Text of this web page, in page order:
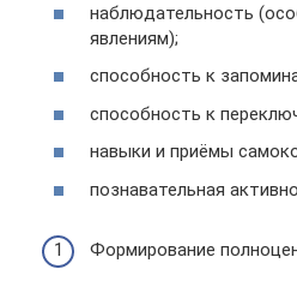
наблюдательность
явлениям);
способность к
способность к
навыки и приёмы
познавательная
Формирование